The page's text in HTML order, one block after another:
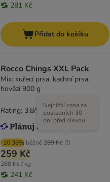
281 Kč
Přidat do košíku
Rocco Chings XXL Pack
Mix: kuřecí prsa, kachní prsa,
hovězí 900 g
-10.38% běžně289 Kč
Nejnižší cena za
posledních 30
dní před slevou
259 Kč
288 Kč / kg
241 Kč
Rating: 3.8/5 (